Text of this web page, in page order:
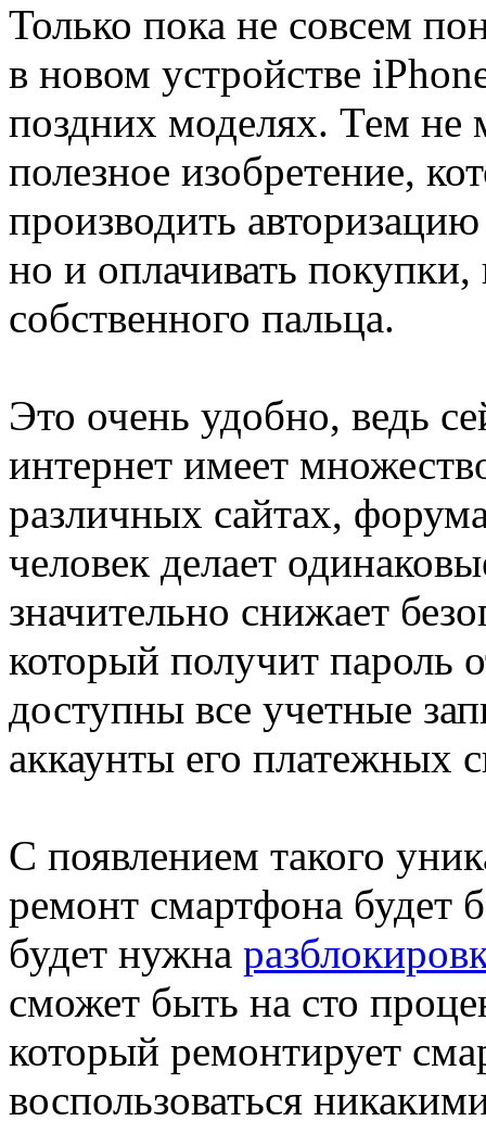
Только пока не совсем
в новом устройстве
поздних моделях. Тем не
полезное изобретение,
производить
но и оплачивать покупки,
собственного пальца.
Это очень удобно, ведь
интернет имеет
различных сайтах,
человек делает
значительно снижает
который получит пароль
доступны все учетные
аккаунты его платежных
С появлением такого
ремонт смартфона будет
будет нужна
сможет быть на сто
который ремонтирует
воспользоваться